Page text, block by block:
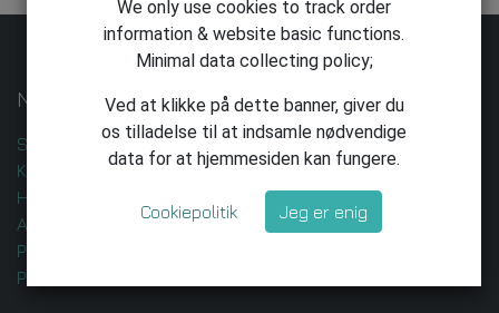
Nyttige Links
Startside
Kontakt os
Handelsbetingelser
AI-udvikling og -leverance
Privatlivspolitik
Privatliv
We only use cookies to track order
information & website basic functions.
Minimal data collecting policy;
Ved at klikke på dette banner, giver du
os tilladelse til at indsamle nødvendige
data for at hjemmesiden kan fungere.
Cookiepolitik Jeg er enig